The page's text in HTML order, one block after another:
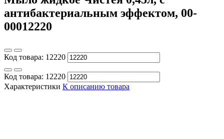
антибактериальным эффектом, 00-
00012220
Код товара: 12220
Код товара: 12220
Характеристики К описанию товара